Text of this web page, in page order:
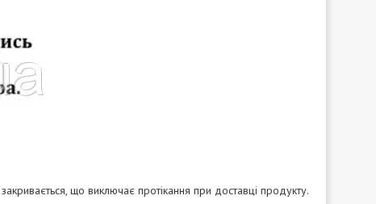
що виключає протікання при доставці продукту.